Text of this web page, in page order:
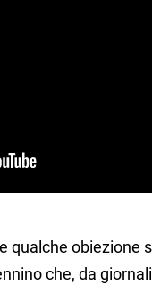
qualche obiezione
che, da